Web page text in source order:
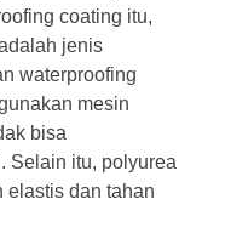
coating itu,
jenis
waterproofing
mesin
bisa
Selain itu, polyurea
elastis dan tahan